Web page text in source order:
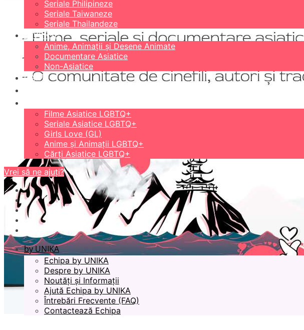
Seriale Philipineze
Seriale Taiwaneze
Seriale Thailandeze
DIVERSE
Anime, Animații și Desene Animate
Documentare Asiatice
Non-Asiatice
CĂRȚI
Filme Asiatice LGBTQ+
Seriale Asiatice LGBTQ+
Girls Love (GL)
Anime și Animații LGBTQ+
Cărți Asiatice LGBTQ+
Vrei să ne ajuți?
by UNIKA
Echipa by UNIKA
Despre by UNIKA
Noutăți și Informații
Ajută Echipa by UNIKA
Întrebări Frecvente (FAQ)
Contactează Echipa